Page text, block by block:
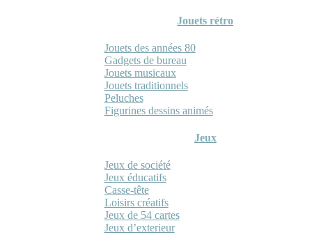
Jouets rétro
Jouets des années 80
Gadgets de bureau
Jouets musicaux
Jouets traditionnels
Peluches
Figurines dessins animés
Jeux
Jeux de société
Jeux éducatifs
Casse-tête
Loisirs créatifs
Jeux de 54 cartes
Jeux d’exterieur